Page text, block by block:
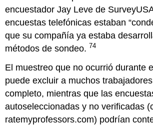
encuestador Jay Leve de
encuestas telefónicas estaban
que su compañía ya estaba
métodos de sondeo. 74
El muestreo que no ocurrió durante
puede excluir a muchos
completo, mientras que las
autoseleccionadas y no verificadas
ratemyprofessors.com) podrían